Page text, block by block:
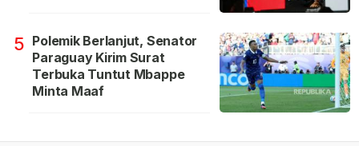
5 Polemik Berlanjut, Senator
Paraguay Kirim Surat
Terbuka Tuntut Mbappe
Minta Maaf